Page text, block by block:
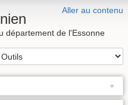
Aller au contenu
département de l'Essonne